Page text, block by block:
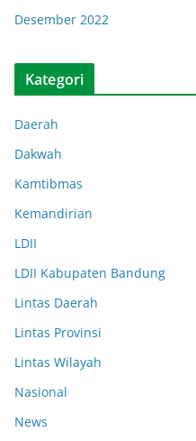
Desember 2022
Kategori
Daerah
Dakwah
Kamtibmas
Kemandirian
LDII
LDII Kabupaten Bandung
Lintas Daerah
Lintas Provinsi
Lintas Wilayah
Nasional
News